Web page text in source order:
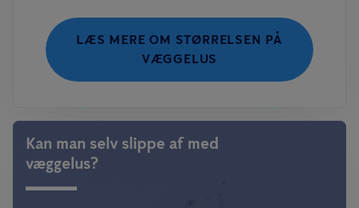
LÆS MERE OM STØRRELSEN PÅ
VÆGGELUS
Kan man selv slippe af med
væggelus?